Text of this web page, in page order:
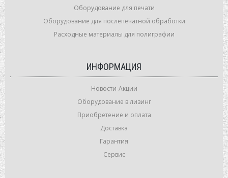
Оборудование для печати
Оборудование для послепечатной обработки
Расходные материалы для полиграфии
ИНФОРМАЦИЯ
Новости-Акции
Оборудование в лизинг
Приобретение и оплата
Доставка
Гарантия
Сервис